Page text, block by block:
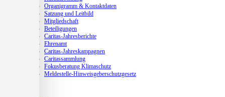
Organigramm & Kontaktdaten
Satzung und Leitbild
Mitgliedschaft
Beteiligungen
Caritas-Jahresberichte
Ehrenamt
Caritas-Jahreskampagnen
Caritassammlung
Fokusberatung Klimaschutz
Meldestelle-Hinweisgeberschutzgesetz